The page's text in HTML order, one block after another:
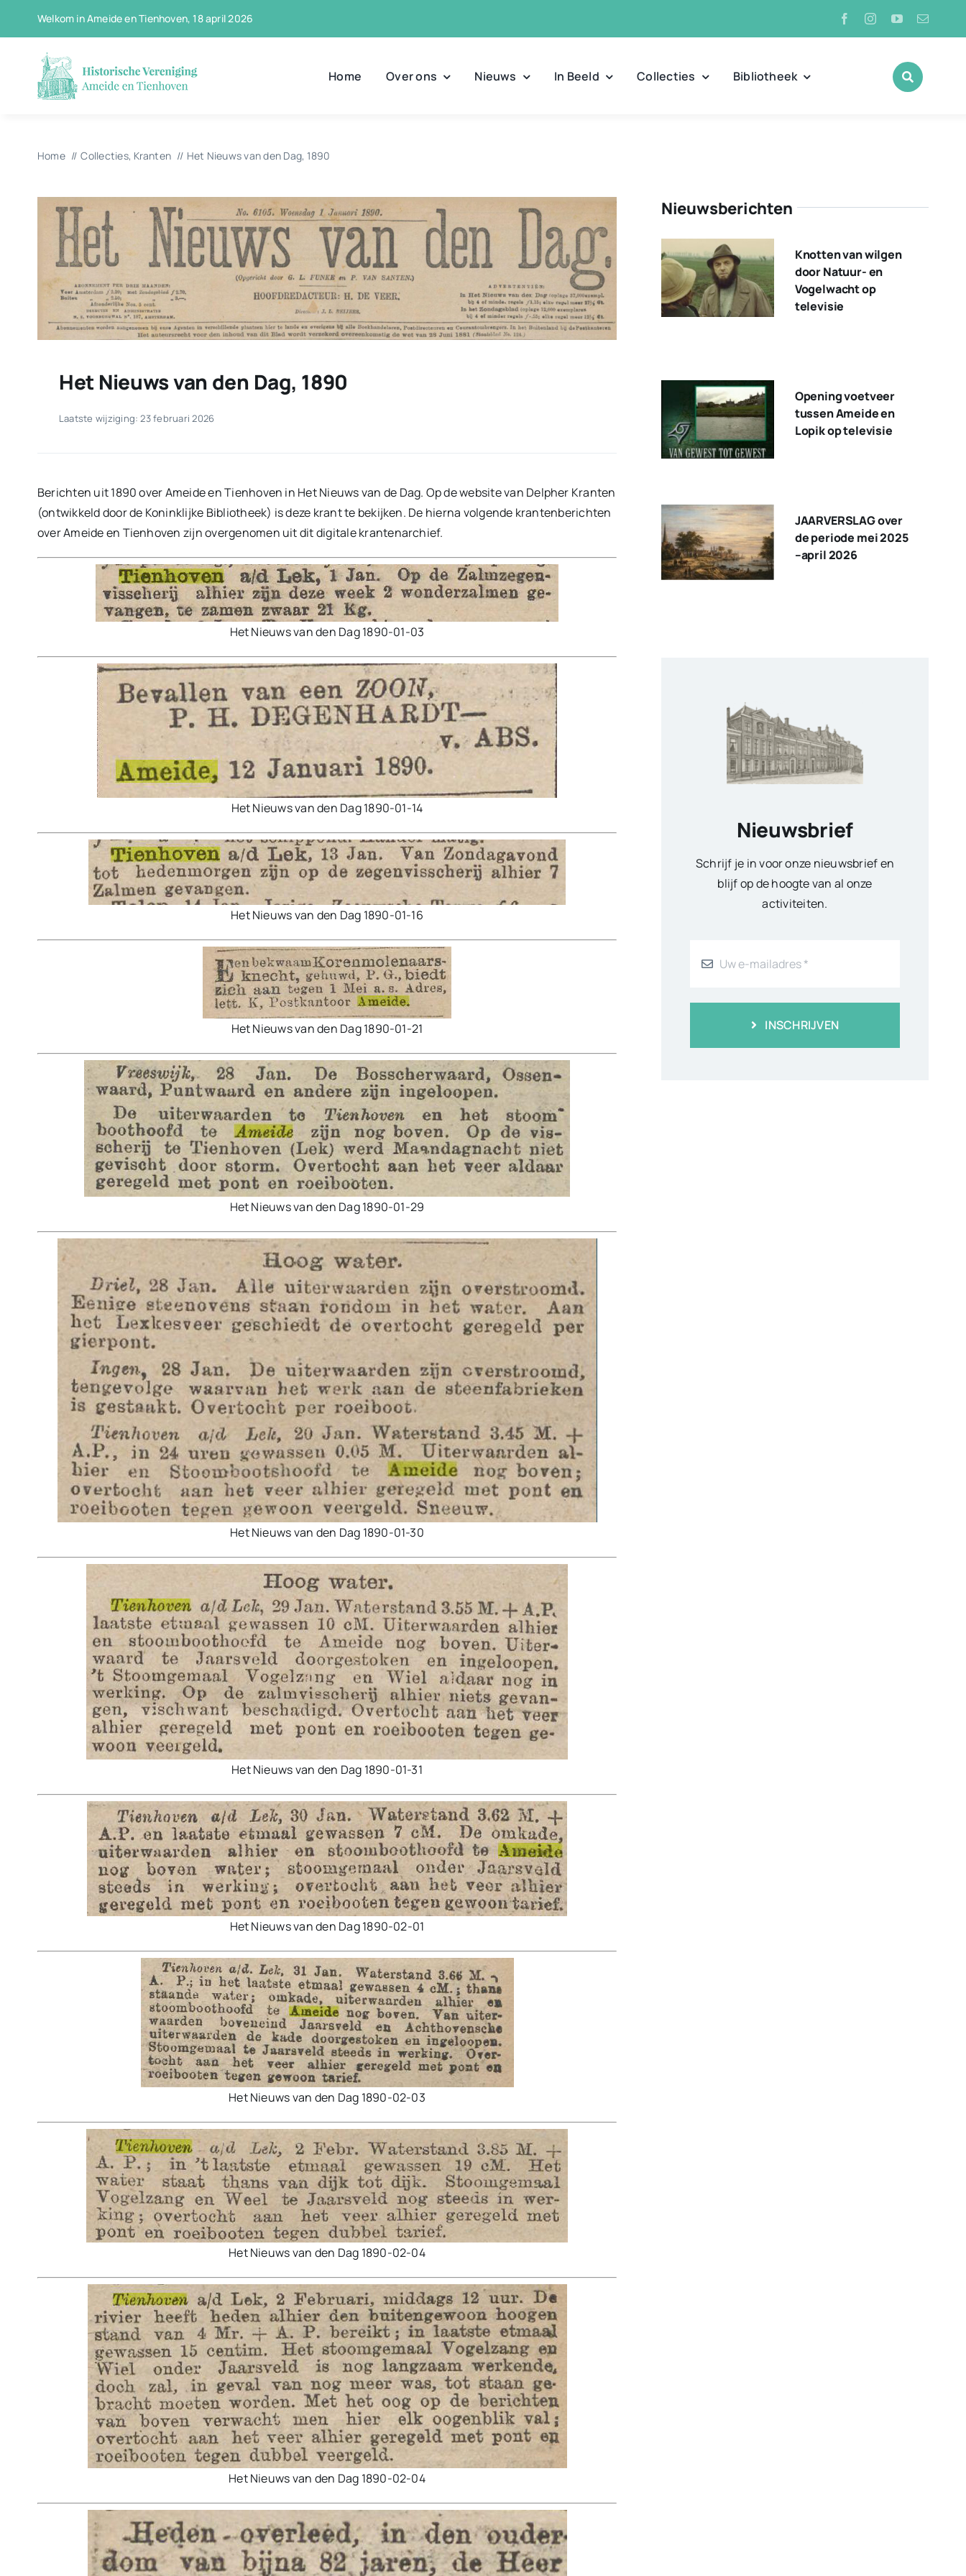
Welkom in Ameide en Tienhoven, 18 april 2026
Home Over ons Nieuws In Beeld Collecties Bibliotheek
Home Collecties Kranten Het Nieuws van den Dag, 1890
Het Nieuws van den Dag, 1890
Laatste wijziging: 23 februari 2026
Berichten uit 1890 over Ameide en Tienhoven in Het Nieuws van de Dag. Op de website van Delpher Kranten
(ontwikkeld door de Koninklijke Bibliotheek) is deze krant te bekijken. De hierna volgende krantenberichten
over Ameide en Tienhoven zijn overgenomen uit dit digitale krantenarchief.
Het Nieuws van den Dag 1890-01-03
Het Nieuws van den Dag 1890-01-14
Het Nieuws van den Dag 1890-01-16
Het Nieuws van den Dag 1890-01-21
Het Nieuws van den Dag 1890-01-29
Het Nieuws van den Dag 1890-01-30
Het Nieuws van den Dag 1890-01-31
Het Nieuws van den Dag 1890-02-01
Het Nieuws van den Dag 1890-02-03
Het Nieuws van den Dag 1890-02-04
Het Nieuws van den Dag 1890-02-04
Nieuwsberichten
Knotten van wilgen
door Natuur- en
Vogelwacht op
televisie
Opening voetveer
tussen Ameide en
Lopik op televisie
JAARVERSLAG over
de periode mei 2025
–april 2026
Nieuwsbrief
Schrijf je in voor onze nieuwsbrief en
blijf op de hoogte van al onze
activiteiten.
INSCHRIJVEN